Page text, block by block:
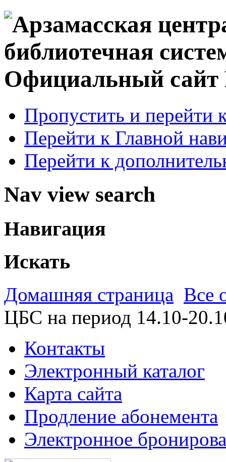
Официальный
Пропустить и перейти
Перейти к Главной
Перейти к
Nav view search
Навигация
Искать
Домашняя страница Все
ЦБС на период 14.10-
Контакты
Электронный каталог
Карта сайта
Продление абонемента
Электронное